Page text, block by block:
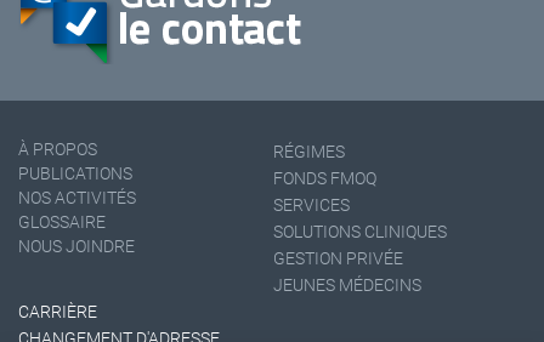
À PROPOS
PUBLICATIONS
NOS ACTIVITÉS
GLOSSAIRE
NOUS JOINDRE
RÉGIMES
FONDS FMOQ
SERVICES
SOLUTIONS CLINIQUES
GESTION PRIVÉE
JEUNES MÉDECINS
CARRIÈRE